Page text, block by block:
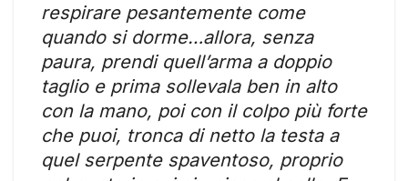
respirare pesantemente come
quando si dorme…allora, senza
paura, prendi quell’arma a doppio
taglio e prima sollevala ben in alto
con la mano, poi con il colpo più forte
che puoi, tronca di netto la testa a
quel serpente spaventoso, proprio